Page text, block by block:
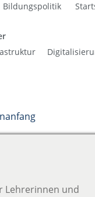
Bildungspolitik
Lehrerinnen und